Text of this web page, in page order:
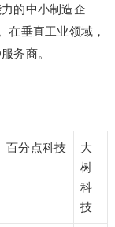
的中小制造企
在垂直工业领域，
务商。
百分点科技
大
树
科
技